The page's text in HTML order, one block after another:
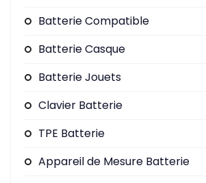
Batterie Compatible
Batterie Casque
Batterie Jouets
Clavier Batterie
TPE Batterie
Appareil de Mesure Batterie